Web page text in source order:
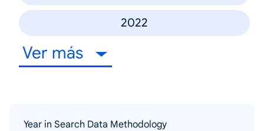
2022
Ver más
Year in Search Data Methodology